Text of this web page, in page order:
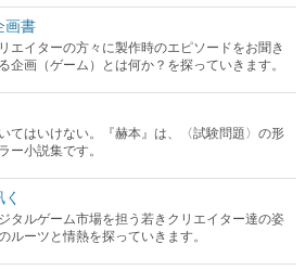
画書
エイターの方々に製作時のエピソードをお聞き
企画（ゲーム）とは何か？を探っていきます。
てはいけない。『赫本』は、〈試験問題〉の形
ー小説集です。
タルゲーム市場を担う若きクリエイター達の姿
ルーツと情熱を探っていきます。